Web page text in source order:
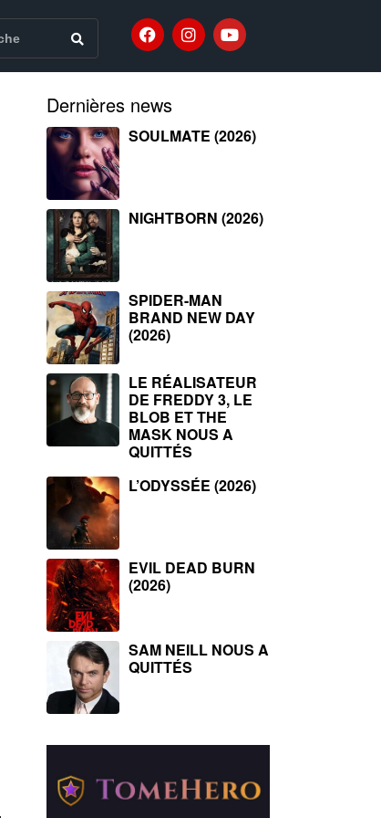
Dernières news
SOULMATE (2026)
NIGHTBORN (2026)
SPIDER-MAN
BRAND NEW DAY
(2026)
LE RÉALISATEUR
DE FREDDY 3, LE
BLOB ET THE
MASK NOUS A
QUITTÉS
L’ODYSSÉE (2026)
EVIL DEAD BURN
(2026)
SAM NEILL NOUS A
QUITTÉS